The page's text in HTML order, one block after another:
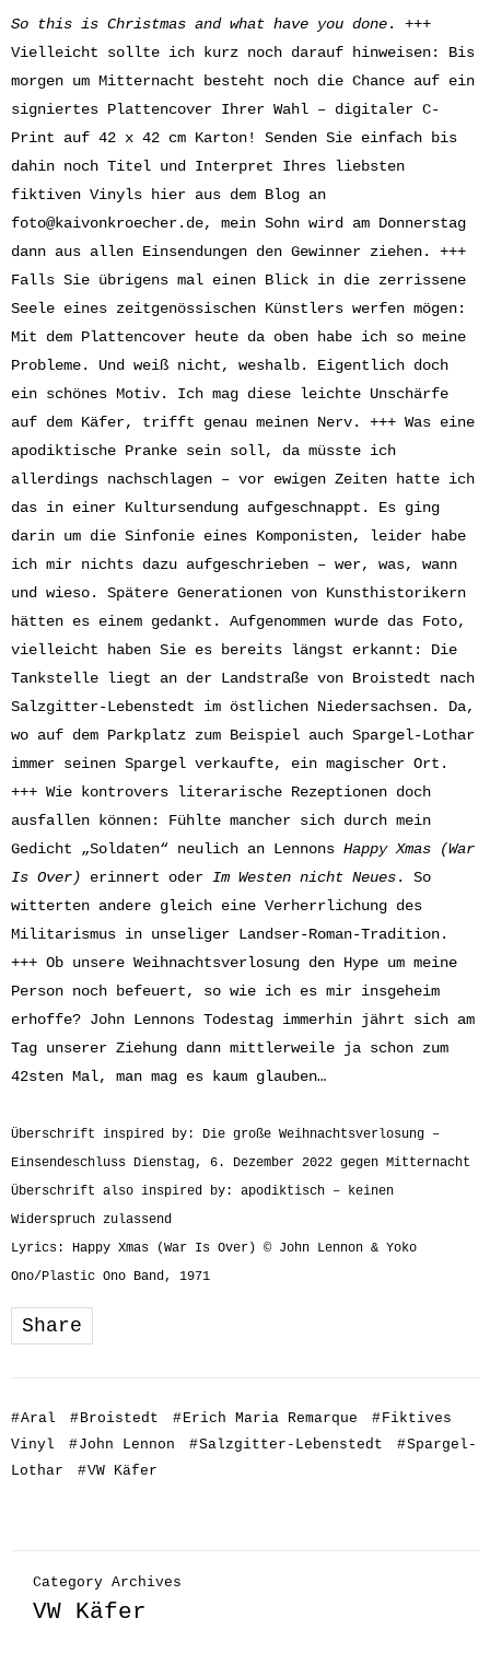
So this is Christmas and what have you done. +++
Vielleicht sollte ich kurz noch darauf hinweisen: Bis
morgen um Mitternacht besteht noch die Chance auf ein
signiertes Plattencover Ihrer Wahl – digitaler C-
Print auf 42 x 42 cm Karton! Senden Sie einfach bis
dahin noch Titel und Interpret Ihres liebsten
fiktiven Vinyls hier aus dem Blog an
foto@kaivonkroecher.de, mein Sohn wird am Donnerstag
dann aus allen Einsendungen den Gewinner ziehen. +++
Falls Sie übrigens mal einen Blick in die zerrissene
Seele eines zeitgenössischen Künstlers werfen mögen:
Mit dem Plattencover heute da oben habe ich so meine
Probleme. Und weiß nicht, weshalb. Eigentlich doch
ein schönes Motiv. Ich mag diese leichte Unschärfe
auf dem Käfer, trifft genau meinen Nerv. +++ Was eine
apodiktische Pranke sein soll, da müsste ich
allerdings nachschlagen – vor ewigen Zeiten hatte ich
das in einer Kultursendung aufgeschnappt. Es ging
darin um die Sinfonie eines Komponisten, leider habe
ich mir nichts dazu aufgeschrieben – wer, was, wann
und wieso. Spätere Generationen von Kunsthistorikern
hätten es einem gedankt. Aufgenommen wurde das Foto,
vielleicht haben Sie es bereits längst erkannt: Die
Tankstelle liegt an der Landstraße von Broistedt nach
Salzgitter-Lebenstedt im östlichen Niedersachsen. Da,
wo auf dem Parkplatz zum Beispiel auch Spargel-Lothar
immer seinen Spargel verkaufte, ein magischer Ort.
+++ Wie kontrovers literarische Rezeptionen doch
ausfallen können: Fühlte mancher sich durch mein
Gedicht „Soldaten“ neulich an Lennons Happy Xmas (War
Is Over) erinnert oder Im Westen nicht Neues. So
witterten andere gleich eine Verherrlichung des
Militarismus in unseliger Landser-Roman-Tradition.
+++ Ob unsere Weihnachtsverlosung den Hype um meine
Person noch befeuert, so wie ich es mir insgeheim
erhoffe? John Lennons Todestag immerhin jährt sich am
Tag unserer Ziehung dann mittlerweile ja schon zum
42sten Mal, man mag es kaum glauben…
Überschrift inspired by: Die große Weihnachtsverlosung –
Einsendeschluss Dienstag, 6. Dezember 2022 gegen Mitternacht
Überschrift also inspired by: apodiktisch – keinen
Widerspruch zulassend
Lyrics: Happy Xmas (War Is Over) © John Lennon & Yoko
Ono/Plastic Ono Band, 1971
Share
#Aral #Broistedt #Erich Maria Remarque #Fiktives
Vinyl
#John Lennon #Salzgitter-Lebenstedt #Spargel-
Lothar
#VW Käfer
Category Archives
VW Käfer